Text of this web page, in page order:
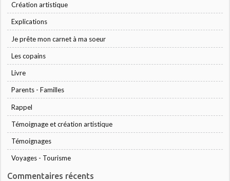
Création artistique
Explications
Je prête mon carnet à ma soeur
Les copains
Livre
Parents - Familles
Rappel
Témoignage et création artistique
Témoignages
Voyages - Tourisme
Commentaires récents